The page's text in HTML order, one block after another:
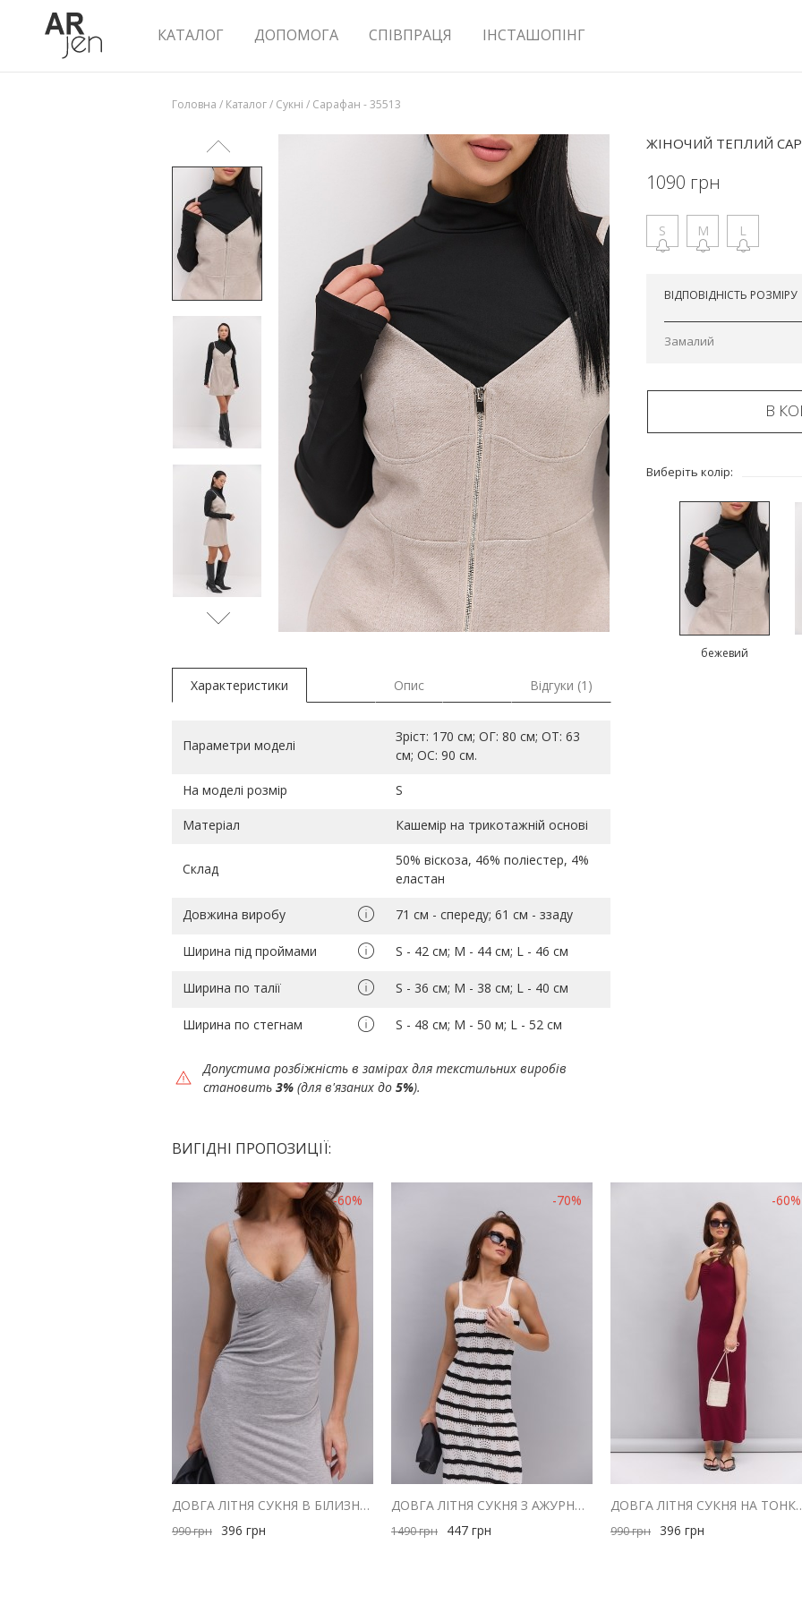
КАТАЛОГ ДОПОМОГА СПІВПРАЦЯ ІНСТАШОПІНГ
Головна / Каталог/ Сукні / Сарафан - 35513
ЖІНОЧИЙ ТЕПЛИЙ
1090 грн
S M L
ВІДПОВІДНІСТЬ РОЗМІРУ
Замалий
В
Виберіть колір:
бежевий
Характеристики Опис Відгуки (1)
Параметри моделі
Зріст: 170 см; ОГ: 80 см; ОТ: 63
см; ОС: 90 см.
На моделі розмір S
Матеріал Кашемір на трикотажній основі
Склад
50% віскоза, 46% поліестер, 4%
еластан
Довжина виробу 71 см - спереду; 61 см - ззаду
Ширина під проймами S - 42 см; M - 44 см; L - 46 см
Ширина по талії S - 36 см; M - 38 см; L - 40 см
Ширина по стегнам S - 48 см; M - 50 м; L - 52 см
Допустима розбіжність в замірах для текстильних виробів
становить 3% (для в'язаних до 5%).
ВИГІДНІ ПРОПОЗИЦІЇ:
-60%
ДОВГА ЛІТНЯ СУКНЯ В БІЛИЗНЯНОМУ СТИЛІ СІРА МЕЛАНЖ
990грн 396 грн
-70%
ДОВГА ЛІТНЯ СУКНЯ З АЖУРНОЇ В`ЯЗКИ СВІТЛО-МОЛОЧНА В ЧОРНУ СМУЖКУ
1490грн 447 грн
-60%
ДОВГА ЛІТНЯ СУКНЯ НА
990грн 396 грн